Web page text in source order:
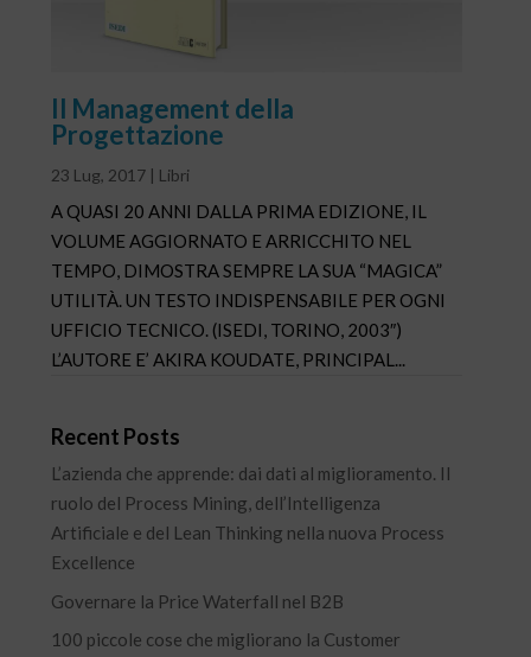
Il Management della
Progettazione
23 Lug, 2017 | Libri
A QUASI 20 ANNI DALLA PRIMA EDIZIONE, IL
VOLUME AGGIORNATO E ARRICCHITO NEL
TEMPO, DIMOSTRA SEMPRE LA SUA “MAGICA”
UTILITÀ. UN TESTO INDISPENSABILE PER OGNI
UFFICIO TECNICO. (ISEDI, TORINO, 2003″)
L’AUTORE E’ AKIRA KOUDATE, PRINCIPAL...
Recent Posts
L’azienda che apprende: dai dati al miglioramento. Il
ruolo del Process Mining, dell’Intelligenza
Artificiale e del Lean Thinking nella nuova Process
Excellence
Governare la Price Waterfall nel B2B
100 piccole cose che migliorano la Customer